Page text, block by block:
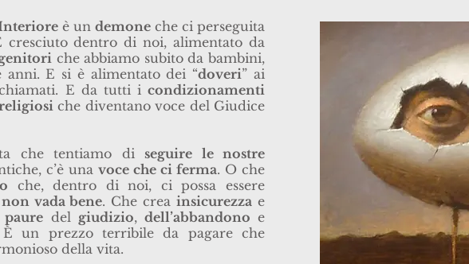
è un demone che ci perseguita
dentro di noi, alimentato da
che abbiamo subito da bambini,
E si è alimentato dei “doveri” ai
E da tutti i condizionamenti
che diventano voce del Giudice
che tentiamo di seguire le nostre
c’è una voce che ci ferma. O che
che, dentro di noi, ci possa essere
non vada bene. Che creainsicurezza e
paure del giudizio, dell’abbandono e
un prezzo terribile da pagare che
della vita.